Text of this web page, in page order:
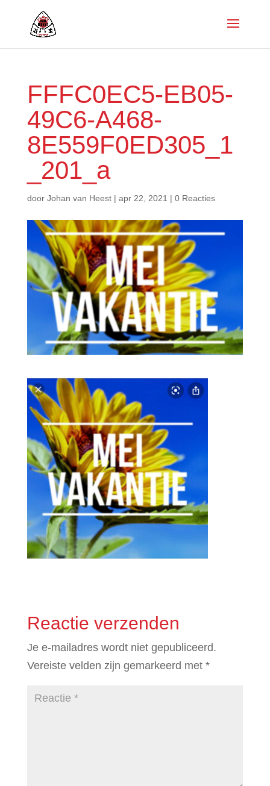
FFFC0EC5-EB05-
49C6-A468-
8E559F0ED305_1
_201_a
door Johan van Heest| apr 22, 2021 | 0 Reacties
Reactie verzenden
Je e-mailadres wordt niet gepubliceerd.
Vereiste velden zijn gemarkeerd met *